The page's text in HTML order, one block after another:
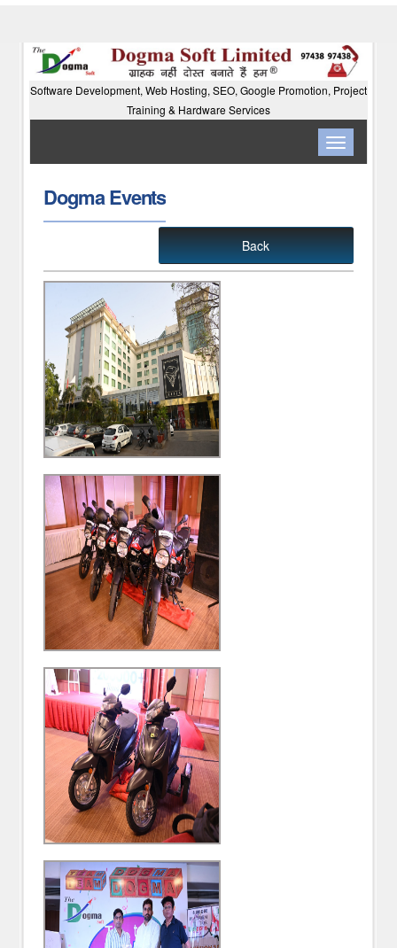
Software Development, Web Hosting, SEO, Google Promotion, Project
Training & Hardware Services
Toggle
navigation
Dogma Events
Back